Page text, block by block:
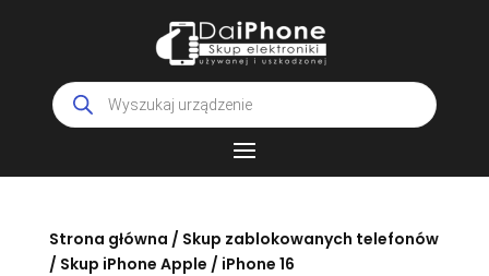
Wyszukiwarka
produktów
Strona główna / Skup zablokowanych telefonów
/ Skup iPhone Apple / iPhone 16